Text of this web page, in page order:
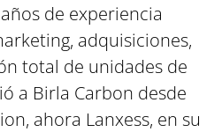
de experiencia
adquisiciones,
total de unidades de
a Birla Carbon desde
ahora Lanxess, en su